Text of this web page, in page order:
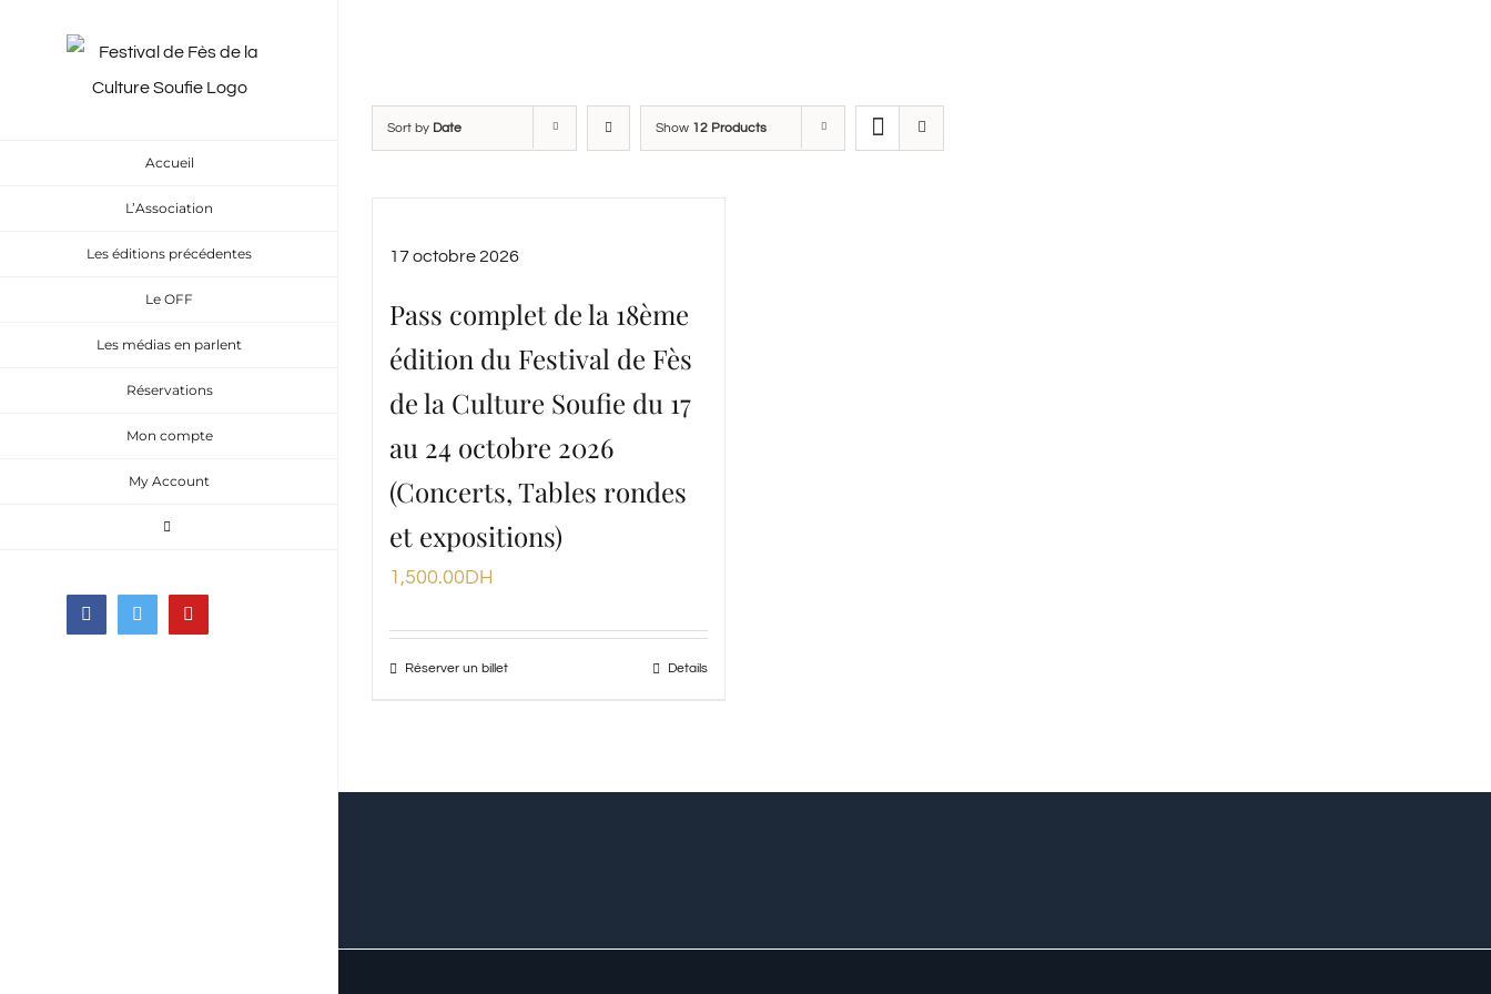
Accueil
L’Association
Les éditions précédentes
Le OFF
Les médias en parlent
Réservations
Mon compte
My Account
FacebookTwitter
Sort by Date Show 12 Products
17 octobre 2026
Pass complet de la 18ème
édition du Festival de Fès
de la Culture Soufie du 17
au 24 octobre 2026
(Concerts, Tables rondes
et expositions)
1,500.00DH
Réserver un billet Details